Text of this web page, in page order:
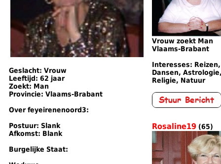
Geslacht: Vrouw
Leeftijd: 62 jaar
Zoekt: Man
Provincie: Vlaams-Brabant
Over feyeirenenoord3:
Postuur: Slank
Afkomst: Blank
Burgelijke Staat:
Vrouw zoekt Man
Vlaams-Brabant
Interesses: Reizen,
Dansen,
Religie, Natuur
Rosaline19 (65)